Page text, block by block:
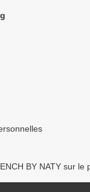
BY NATY sur le